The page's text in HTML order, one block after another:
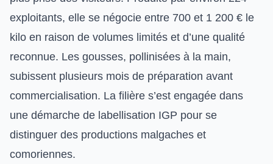
exploitants, elle se négocie entre 700 et 1 200 € le
kilo en raison de volumes limités et d’une qualité
reconnue. Les gousses, pollinisées à la main,
subissent plusieurs mois de préparation avant
commercialisation. La filière s’est engagée dans
une démarche de labellisation IGP pour se
distinguer des productions malgaches et
comoriennes.